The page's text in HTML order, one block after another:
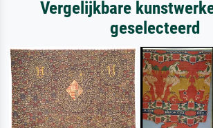
Vergelijkbare
geselecteerd